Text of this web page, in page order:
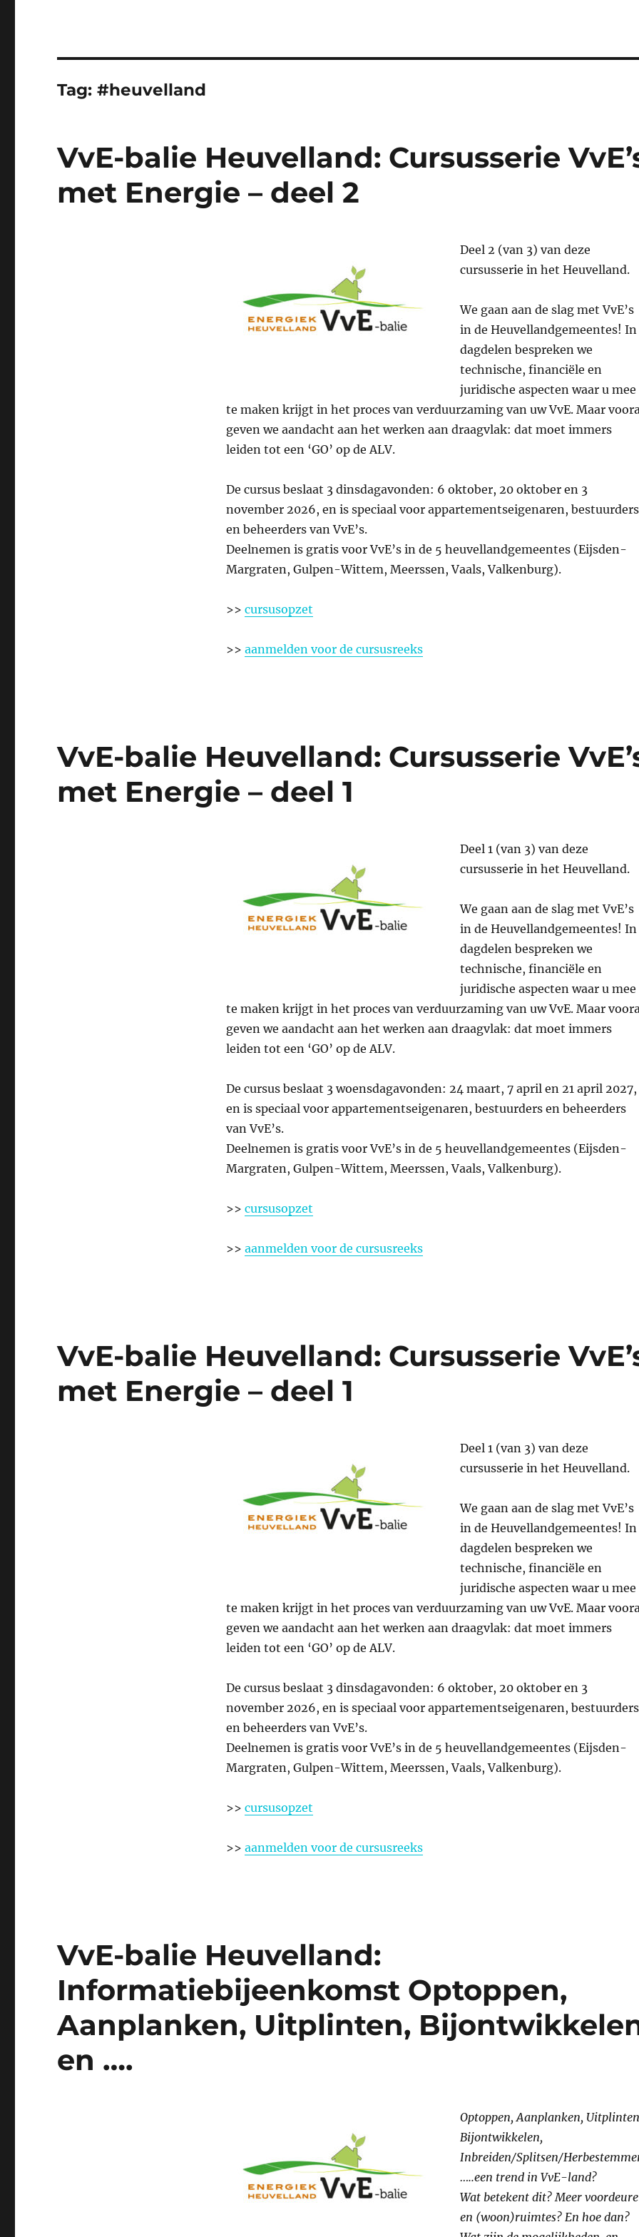
Tag:#heuvelland
VvE-balie Heuvelland: Cursusserie
met Energie – deel 2
Deel 2 (van 3) van deze
cursusserie in het Heuvelland.
We gaan aan de slag met VvE’s
in de Heuvellandgemeentes! In
dagdelen bespreken we
technische, financiële en
juridische aspecten waar u mee
te maken krijgt in het proces van verduurzaming van uw VvE. Maar
geven we aandacht aan het werken aan draagvlak: dat moet immers
leiden tot een ‘GO’ op de ALV.
De cursus beslaat 3 dinsdagavonden: 6 oktober, 20 oktober en 3
november 2026, en is speciaal voor appartementseigenaren, bestuurders
en beheerders van VvE’s.
Deelnemen is gratis voor VvE’s in de 5 heuvellandgemeentes (Eijsden-
Margraten, Gulpen-Wittem, Meerssen, Vaals, Valkenburg).
>> cursusopzet
>> aanmelden voor de cursusreeks
VvE-balie Heuvelland: Cursusserie
met Energie – deel 1
Deel 1 (van 3) van deze
cursusserie in het Heuvelland.
We gaan aan de slag met VvE’s
in de Heuvellandgemeentes! In
dagdelen bespreken we
technische, financiële en
juridische aspecten waar u mee
te maken krijgt in het proces van verduurzaming van uw VvE. Maar
geven we aandacht aan het werken aan draagvlak: dat moet immers
leiden tot een ‘GO’ op de ALV.
De cursus beslaat 3 woensdagavonden: 24 maart, 7 april en 21 april 2027,
en is speciaal voor appartementseigenaren, bestuurders en beheerders
van VvE’s.
Deelnemen is gratis voor VvE’s in de 5 heuvellandgemeentes (Eijsden-
Margraten, Gulpen-Wittem, Meerssen, Vaals, Valkenburg).
>> cursusopzet
>> aanmelden voor de cursusreeks
VvE-balie Heuvelland: Cursusserie
met Energie – deel 1
Deel 1 (van 3) van deze
cursusserie in het Heuvelland.
We gaan aan de slag met VvE’s
in de Heuvellandgemeentes! In
dagdelen bespreken we
technische, financiële en
juridische aspecten waar u mee
te maken krijgt in het proces van verduurzaming van uw VvE. Maar
geven we aandacht aan het werken aan draagvlak: dat moet immers
leiden tot een ‘GO’ op de ALV.
De cursus beslaat 3 dinsdagavonden: 6 oktober, 20 oktober en 3
november 2026, en is speciaal voor appartementseigenaren, bestuurders
en beheerders van VvE’s.
Deelnemen is gratis voor VvE’s in de 5 heuvellandgemeentes (Eijsden-
Margraten, Gulpen-Wittem, Meerssen, Vaals, Valkenburg).
>> cursusopzet
>> aanmelden voor de cursusreeks
VvE-balie Heuvelland:
Informatiebijeenkomst Optoppen,
Aanplanken, Uitplinten,
en ….
Optoppen, Aanplanken,
Bijontwikkelen,
Inbreiden/Splitsen/
…..een trend in VvE-land?
Wat betekent dit? Meer
en (woon)ruimtes? En hoe dan?